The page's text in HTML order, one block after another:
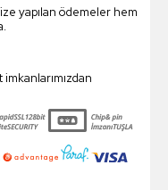
yapılan ödemeler hem